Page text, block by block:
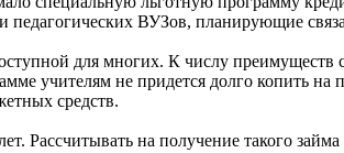
ВУЗов, планирующие
для многих. К числу
учителям не придется долго копить на
средств.
Рассчитывать на получение такого